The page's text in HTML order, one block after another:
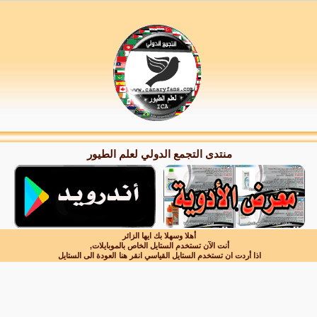
منتدى التجمع الدولي لعلم الطيور
أهلا وسهلا بك ايها الزائر
أنت الآن تستخدم الستايل الخاص بالموبايلات,
اذا أردت ان تستخدم الستايل القياسي انقر هناالعودة الى الستايل